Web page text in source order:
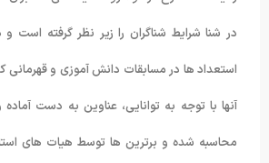
در شنا شرایط شناگران را زیر نظر گرفته است و
استعداد ها در مسابقات دانش آموزی و قهرمانی
آنها با توجه به توانایی، عناوین به دست آماده
محاسبه شده و برترین ها توسط هیات های